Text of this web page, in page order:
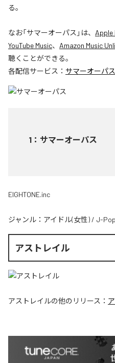
る。
なお「サマーオーパス 」は、 Apple
YouTube Music、 Amazon Music
聴くことができる。
各配信サービス： サマーオーパス
1 ： サマーオーパス
EIGHTONE.inc
ジャンル： アイドル(女性) / J-Pop
アストレイル
アストレイルの他のリリース：